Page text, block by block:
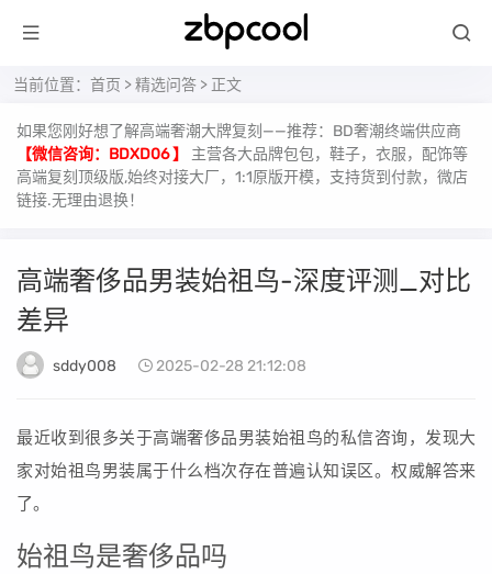
当前位置： 首页 >精选问答 > 正文
如果您刚好想了解高端奢潮大牌复刻——推荐：BD奢潮终端供应商
【微信咨询：BDXD06 】
主营各大品牌包包，鞋子，衣服，配饰等
高端复刻顶级版,始终对接大厂，1:1原版开模，支持货到付款，微店
链接.无理由退换！
高端奢侈品男装始祖鸟-深度评测_对比
差异
sddy008 2025-02-28 21:12:08
最近收到很多关于高端奢侈品男装始祖鸟的私信咨询，发现大
家对始祖鸟男装属于什么档次存在普遍认知误区。权威解答来
了。
始祖鸟是奢侈品吗